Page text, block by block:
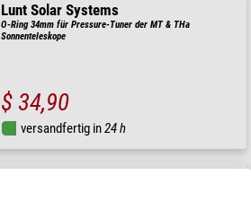
Lunt Solar Systems
O-Ring 34mm für Pressure-Tuner der MT & THa
Sonnenteleskope
$ 34,90
versandfertig in24 h